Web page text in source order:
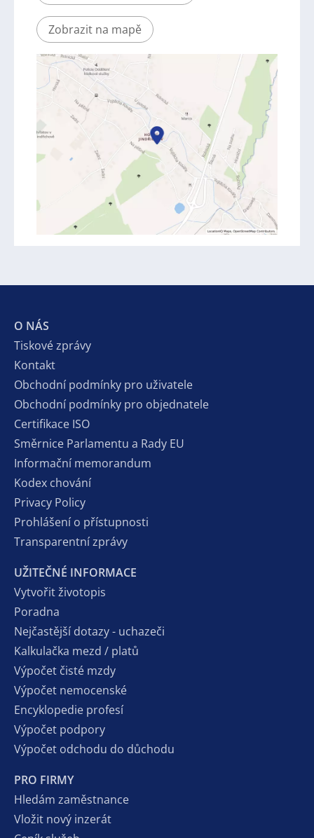
Zobrazit na mapě
O NÁS
Tiskové zprávy
Kontakt
Obchodní podmínky pro uživatele
Obchodní podmínky pro objednatele
Certifikace ISO
Směrnice Parlamentu a Rady EU
Informační memorandum
Kodex chování
Privacy Policy
Prohlášení o přístupnosti
Transparentní zprávy
UŽITEČNÉ INFORMACE
Vytvořit životopis
Poradna
Nejčastější dotazy - uchazeči
Kalkulačka mezd / platů
Výpočet čisté mzdy
Výpočet nemocenské
Encyklopedie profesí
Výpočet podpory
Výpočet odchodu do důchodu
PRO FIRMY
Hledám zaměstnance
Vložit nový inzerát